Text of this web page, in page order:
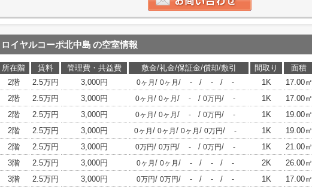
ロイヤルコーポ北中島 の空室情報
所在階 賃料 管理費・共益費 敷金/礼金/保証金/償却/敷引 間取り 面積
2階
2.5万円 3,000円 0ヶ月 / 0ヶ月 / - / - / - 1K 17.00㎡
2階
2.5万円 3,000円 0ヶ月 / 0ヶ月 / - / 0万円/ - 1K 17.00㎡
2階
2.5万円 3,000円 0ヶ月 / 0ヶ月 / - / 0万円/ - 1K 19.00㎡
2階
2.5万円 3,000円 0ヶ月 / 0ヶ月 / 0ヶ月 / 0万円/ - 1K 19.00㎡
2階
2.5万円 3,000円 0万円/ 0万円/ - / 0万円/ - 1K 21.00㎡
3階
2.5万円 3,000円 0ヶ月 / 0ヶ月 / - / - / - 2K 26.00㎡
3階
2.5万円 3,000円 0万円/ 0万円/ - / - / - 1K 17.00㎡